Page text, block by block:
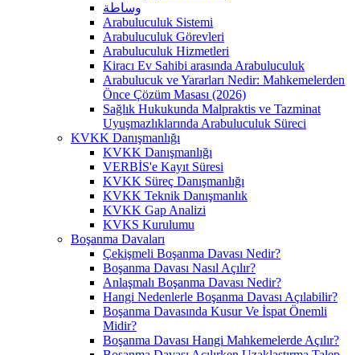
وساطة
Arabuluculuk Sistemi
Arabuluculuk Görevleri
Arabuluculuk Hizmetleri
Kiracı Ev Sahibi arasında Arabuluculuk
Arabulucuk ve Yararları Nedir: Mahkemelerden
Önce Çözüm Masası (2026)
Sağlık Hukukunda Malpraktis ve Tazminat
Uyuşmazlıklarında Arabuluculuk Süreci
KVKK Danışmanlığı
KVKK Danışmanlığı
VERBİS'e Kayıt Süresi
KVKK Süreç Danışmanlığı
KVKK Teknik Danışmanlık
KVKK Gap Analizi
KVKS Kurulumu
Boşanma Davaları
Çekişmeli Boşanma Davası Nedir?
Boşanma Davası Nasıl Açılır?
Anlaşmalı Boşanma Davası Nedir?
Hangi Nedenlerle Boşanma Davası Açılabilir?
Boşanma Davasında Kusur Ve İspat Önemli
Midir?
Boşanma Davası Hangi Mahkemelerde Açılır?